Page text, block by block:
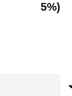
5%)